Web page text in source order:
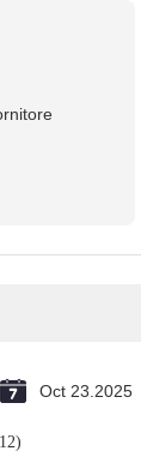
Oct 23.2025